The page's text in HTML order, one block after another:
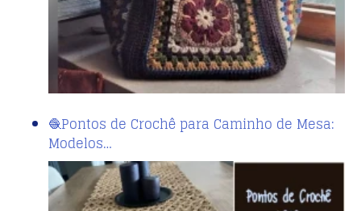
🧶Pontos de Crochê para Caminho de Mesa:
Modelos…